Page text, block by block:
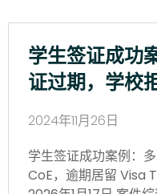
学生签证成功
证过期，学校
2024年11月26日
学生签证成功案例：
CoE，逾期居留